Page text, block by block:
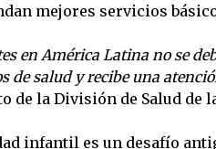
mejores servicios
en América Latina no se
de salud y recibe una
de la División de Salud de
infantil es un desafío